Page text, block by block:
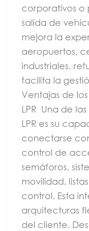
corporativos o
salida de
mejora la
aeropuertos,
industriales,
facilita la
Ventajas de
LPR Una de
LPR es su
conectarse
control de
semáforos,
movilidad,
control. Esta
arquitecturas
del cliente.